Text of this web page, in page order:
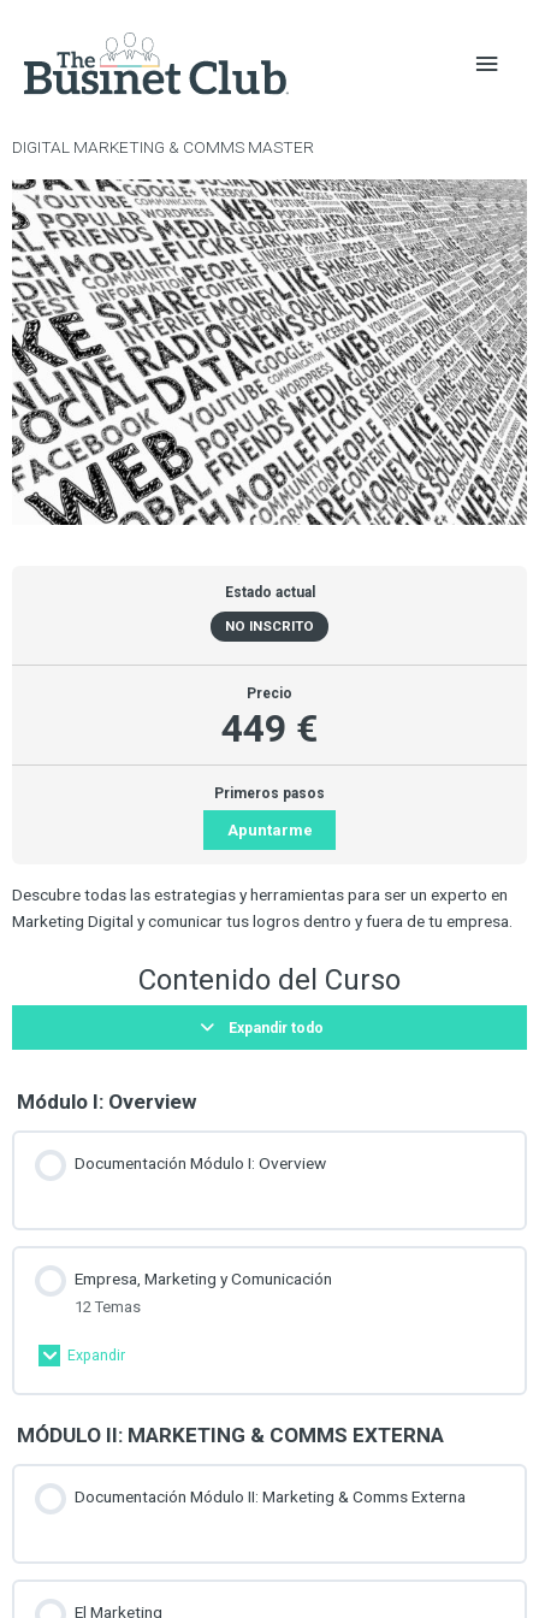
DIGITAL MARKETING & COMMS MASTER
Estado actual
NO INSCRITO
Precio
449 €
Primeros pasos
Apuntarme
Descubre todas las estrategias y herramientas para ser un experto en
Marketing Digital y comunicar tus logros dentro y fuera de tu empresa.
Contenido del Curso
Expandir todo
Módulo I: Overview
Documentación Módulo I: Overview
Empresa, Marketing y Comunicación
12 Temas
Expandir
Contenido de la Lección
0% Completado 0/12 pasos
Overview para Crear una Empresa I
Overview para Crear una Empresa II
MÓDULO II: MARKETING & COMMS EXTERNA
Documentación Módulo II: Marketing & Comms Externa
El Marketing